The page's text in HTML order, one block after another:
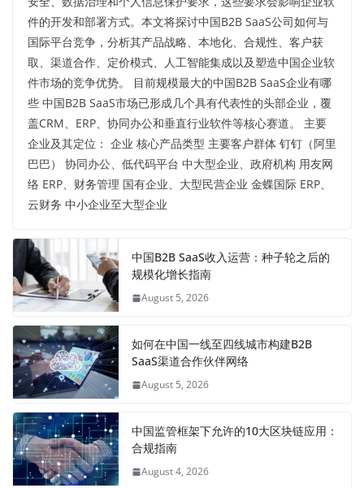
件的开发和部署方式。本文将探讨中国B2B SaaS公司如何与
国际平台竞争，分析其产品战略、本地化、合规性、客户获
取、渠道合作、定价模式、人工智能集成以及塑造中国企业软
件市场的竞争优势。 目前规模最大的中国B2B SaaS企业有哪
些 中国B2B SaaS市场已形成几个具有代表性的头部企业，覆
盖CRM、ERP、协同办公和垂直行业软件等核心赛道。 主要
企业及其定位： 企业 核心产品类型 主要客户群体 钉钉（阿里
巴巴） 协同办公、低代码平台 中大型企业、政府机构 用友网
络 ERP、财务管理 国有企业、大型民营企业 金蝶国际 ERP、
云财务 中小企业至大型企业
中国B2B SaaS收入运营：种子轮之后的
规模化增长指南
August 5, 2026
如何在中国一线至四线城市构建B2B
SaaS渠道合作伙伴网络
August 5, 2026
中国监管框架下允许的10大区块链应用：
合规指南
August 4, 2026